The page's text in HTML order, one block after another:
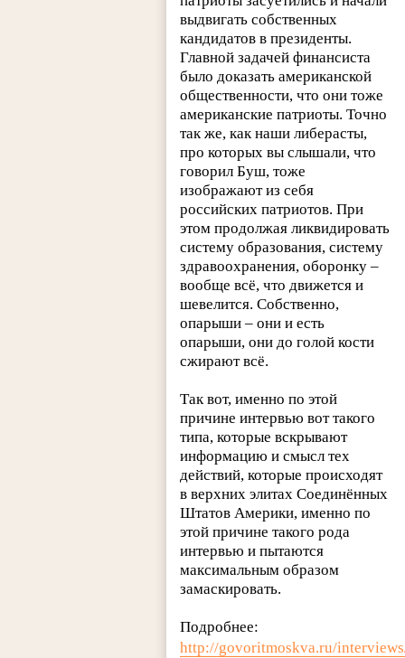
выдвигать собственных
кандидатов в президенты.
Главной задачей финансиста
было доказать американской
общественности, что они тоже
американские патриоты. Точно
так же, как наши либерасты,
про которых вы слышали, что
говорил Буш, тоже
изображают из себя
российских патриотов. При
этом продолжая ликвидировать
систему образования, систему
здравоохранения, оборонку –
вообще всё, что движется и
шевелится. Собственно,
опарыши – они и есть
опарыши, они до голой кости
сжирают всё.
Так вот, именно по этой
причине интервью вот такого
типа, которые вскрывают
информацию и смысл тех
действий, которые происходят
в верхних элитах Соединённых
Штатов Америки, именно по
этой причине такого рода
интервью и пытаются
максимальным образом
замаскировать.
Подробнее:
http://govoritmoskva.ru/